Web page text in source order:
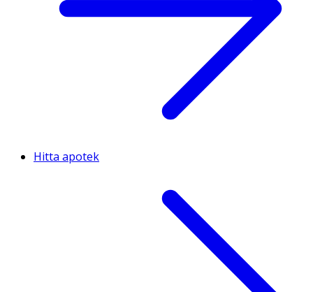
Hitta apotek